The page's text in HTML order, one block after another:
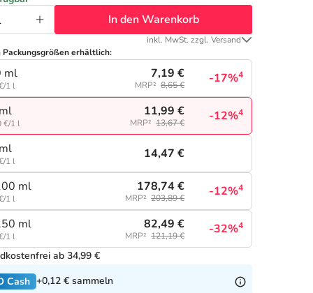
In den Warenkorb
inkl. MwSt. zzgl. Versand
Packungsgrößen erhältlich:
ml
1 l
7,19 €
MRP² 8,65 € -17%4
€/1 l
11,99 €
MRP² 13,67 € -12%4
1 l
14,47 €
ml
1 l
178,74 €
MRP² 203,89 € -12%4
ml
1 l
82,49 €
MRP² 121,19 € -32%4
ab 34,99 €
Cash +0,12 € sammeln